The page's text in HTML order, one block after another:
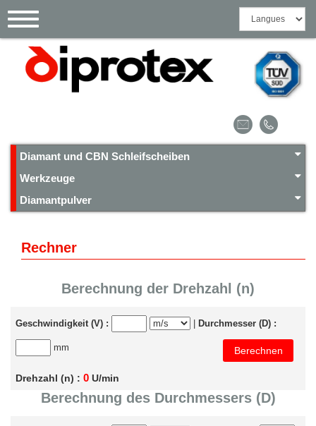
Toggle
navigation
Diamant und CBN Schleifscheiben
Werkzeuge
Diamantpulver
Rechner
Berechnung der Drehzahl (n)
Geschwindigkeit (V) : | Durchmesser (D) :
mm
Drehzahl (n) : 0 U/min
Berechnung des Durchmessers (D)